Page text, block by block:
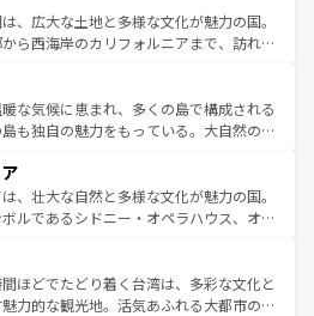
ルプス観光だけでなく町歩きも満喫する
民の所得が高いため物価も高いが、旅行
観光を楽しむこともできる。 なお、新
コンテンツ一覧 を参照してほしい。
、広大な土地と多様な文化が魅力の国。
ら西海岸のカリフォルニアまで、訪れる
は、観光、ショッピング、エンターテイ
た刺激的なスポットだ。一方、アメリカ
広がり、グランドキャニオンやイエロー
ンズでは、音楽と美食が融合した独特の
者はアメリカの各地域で異なる魅力を楽
多様性と豊かな歴史を感じることができ
ルだ。 なお、新着のアメリカ
一覧を参照してほしい。
な気候に恵まれ、多くの島で構成される
も独自の魅力をもっている。大自然の神
い。また、定番の観光地といえばオアフ
然を求めるならマウイ島やカウアイ島が
ルドグリーンに輝く海をはじめ、豊かな
心で訪れる人々を迎えてくれるハワイの
ーカルフードやハワイアンミュージッ
ダンスなど、すべてがハワイの魅力を彩
、壮大な自然と多様な文化が魅力の国。
ルであるシドニー・オペラハウス、オー
中央部にそびえるウルル（エアーズロッ
の美しい原生林やケアンズの熱帯雨林な
くさん。また、カフェやワイン、オージ
ほどでたどり着く台湾は、多彩な文化と
力的な観光地。活気あふれる大都市の台